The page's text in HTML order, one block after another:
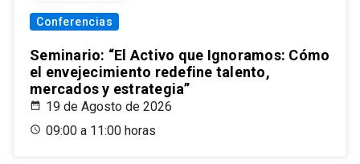
Conferencias
Seminario: “El Activo que Ignoramos: Cómo
el envejecimiento redefine talento,
mercados y estrategia”
19 de Agosto de 2026
09:00 a 11:00 horas